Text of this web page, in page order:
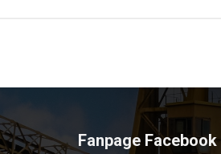
Fanpage Facebook